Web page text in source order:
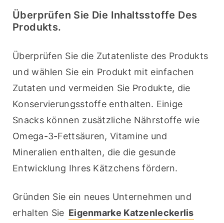
Überprüfen Sie Die Inhaltsstoffe Des
Produkts.
Überprüfen Sie die Zutatenliste des Produkts
und wählen Sie ein Produkt mit einfachen
Zutaten und vermeiden Sie Produkte, die
Konservierungsstoffe enthalten. Einige
Snacks können zusätzliche Nährstoffe wie
Omega-3-Fettsäuren, Vitamine und
Mineralien enthalten, die die gesunde
Entwicklung Ihres Kätzchens fördern.
Gründen Sie ein neues Unternehmen und
erhalten Sie Eigenmarke Katzenleckerlis